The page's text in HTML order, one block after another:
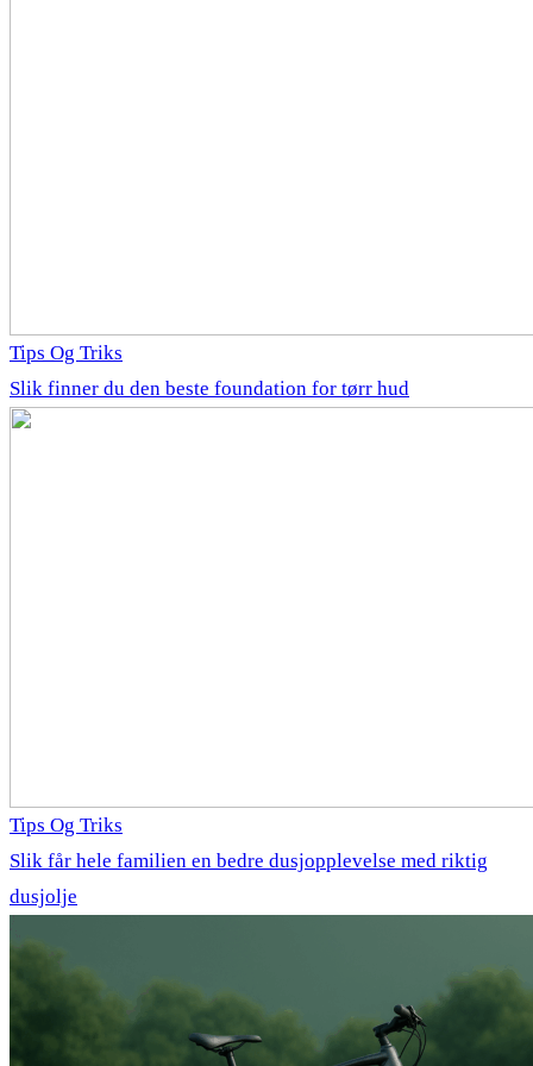
Tips Og Triks
Slik finner du den beste foundation for tørr hud
Tips Og Triks
Slik får hele familien en bedre dusjopplevelse med riktig
dusjolje